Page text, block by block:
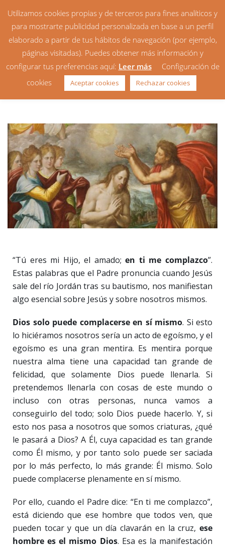
Homilía: Fiesta del Bautismo
del Señor
“Tú eres mi Hijo, el amado;en ti me complazco”.
Estas palabras que el Padre pronuncia cuando Jesús
sale del río Jordán tras su bautismo, nos manifiestan
algo esencial sobre Jesús y sobre nosotros mismos.
Dios solo puede complacerse en sí mismo. Si esto
lo hiciéramos nosotros sería un acto de egoísmo, y el
egoísmo es una gran mentira. Es mentira porque
nuestra alma tiene una capacidad tan grande de
felicidad, que solamente Dios puede llenarla. Si
pretendemos llenarla con cosas de este mundo o
incluso con otras personas, nunca vamos a
conseguirlo del todo; solo Dios puede hacerlo. Y, si
esto nos pasa a nosotros que somos criaturas, ¿qué
le pasará a Dios? A Él, cuya capacidad es tan grande
como Él mismo, y por tanto solo puede ser saciada
por lo más perfecto, lo más grande: Él mismo. Solo
puede complacerse plenamente en sí mismo.
Por ello, cuando el Padre dice: “En ti me complazco”,
está diciendo que ese hombre que todos ven, que
pueden tocar y que un día clavarán en la cruz, ese
hombre es el mismo Dios. Esa es la manifestación
Utilizamos cookies propias y de terceros para fines analíticos y
para mostrarte publicidad personalizada en base a un perfil
elaborado a partir de tus hábitos de navegación (por ejemplo,
páginas visitadas). Puedes obtener más información y
configurar tus preferencias aquí: Leer más
Configuración de
cookies
Aceptar cookies Rechazar cookies